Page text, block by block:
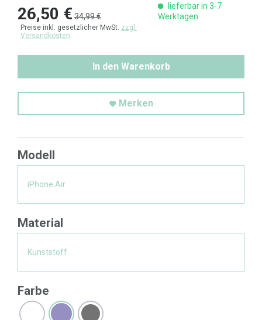
26,50 €34,99 €
Preise inkl. gesetzlicher MwSt. zzgl.
Versandkosten
lieferbar in 3-7
Werktagen
In den Warenkorb
Merken
Modell
iPhone Air
Material
Kunststoff
Farbe